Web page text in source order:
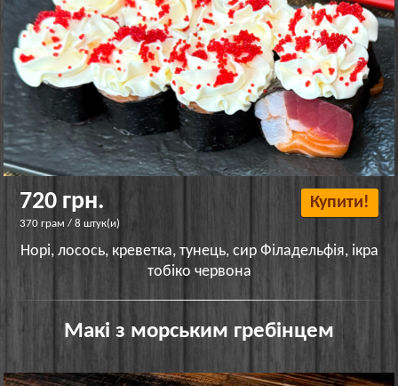
720 грн.
370 грам / 8 штук(и)
Купити!
Норі, лосось, креветка, тунець, сир Філадельфія, ікра
тобіко червона
Макі з морським гребінцем